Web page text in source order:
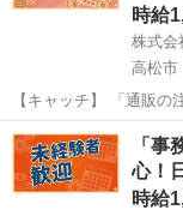
時給
株式会
高松市
【キャッチ】 「通販
紹介します！コールセンター・事務 【コメン
前払い＆履歴書不要！
ルに合わせたお仕事を
香川 高松市 電
「事
心！
時給